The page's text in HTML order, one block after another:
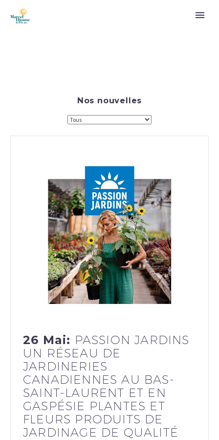
Nos nouvelles
26 Mai: PASSION JARDINS
UN RÉSEAU DE
JARDINERIES
CANADIENNES AU BAS-
SAINT-LAURENT ET EN
GASPÉSIE PLANTES ET
FLEURS PRODUITS DE
JARDINAGE DE QUALITÉ